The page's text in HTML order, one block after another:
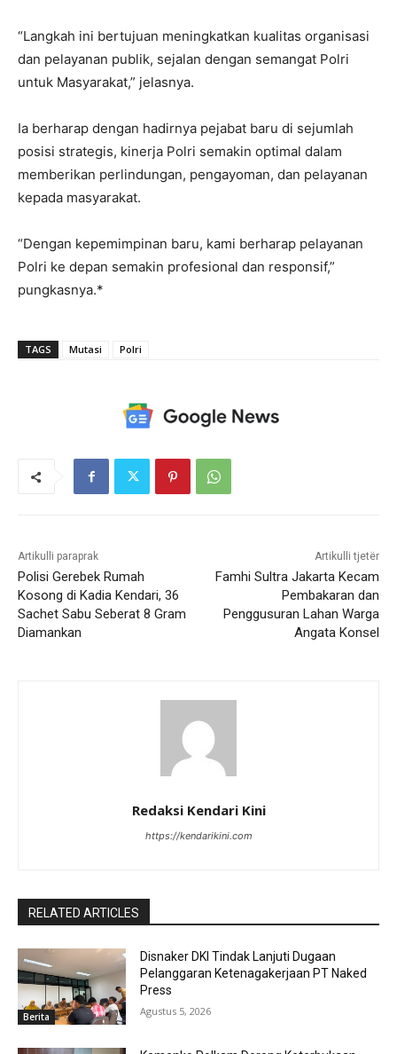
“Langkah ini bertujuan meningkatkan kualitas organisasi
dan pelayanan publik, sejalan dengan semangat Polri
untuk Masyarakat,” jelasnya.
Ia berharap dengan hadirnya pejabat baru di sejumlah
posisi strategis, kinerja Polri semakin optimal dalam
memberikan perlindungan, pengayoman, dan pelayanan
kepada masyarakat.
“Dengan kepemimpinan baru, kami berharap pelayanan
Polri ke depan semakin profesional dan responsif,”
pungkasnya.*
TAGS Mutasi Polri
Artikulli paraprak
Polisi Gerebek Rumah
Kosong di Kadia Kendari, 36
Sachet Sabu Seberat 8 Gram
Diamankan
Artikulli tjetër
Famhi Sultra Jakarta Kecam
Pembakaran dan
Penggusuran Lahan Warga
Angata Konsel
Redaksi Kendari Kini
https://kendarikini.com
RELATED ARTICLES
Berita
Disnaker DKI Tindak Lanjuti Dugaan
Pelanggaran Ketenagakerjaan PT Naked
Press
Agustus 5, 2026